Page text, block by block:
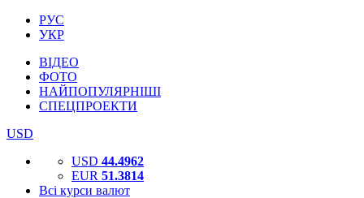
РУС
УКР
ВІДЕО
ФОТО
НАЙПОПУЛЯРНІШІ
СПЕЦПРОЕКТИ
USD
USD 44.4962
EUR 51.3814
Всі курси валют